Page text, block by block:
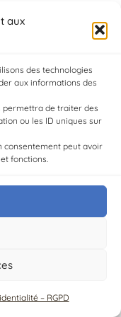
aux
des technologies
aux informations des
permettra de traiter des
ou les ID uniques sur
consentement peut avoir
fonctions.
– RGPD
droits réservés.